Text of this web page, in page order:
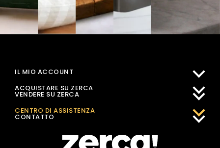
IL MIO ACCOUNT
ACQUISTARE SU ZERCA
VENDERE SU ZERCA
CENTRO DI ASSISTENZA
CONTATTO